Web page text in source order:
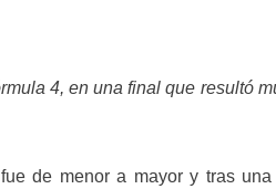
4, en una final que resultó
de menor a mayor y tras